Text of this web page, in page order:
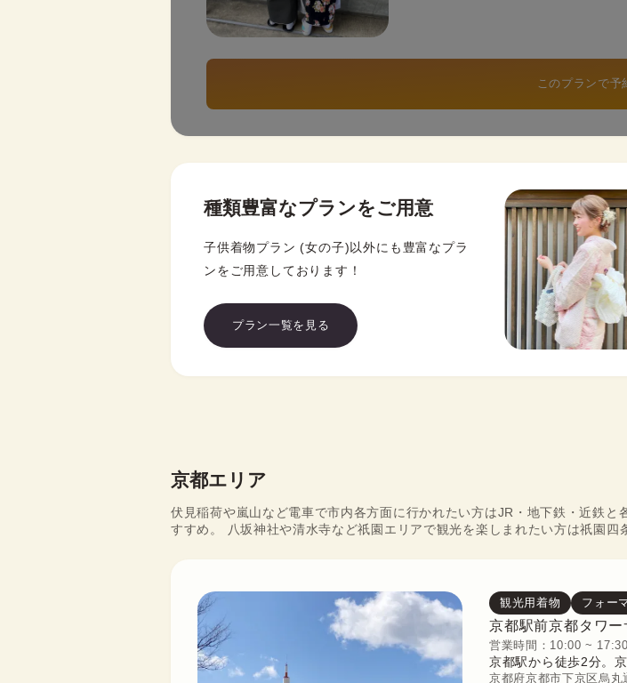
このプランで予
種類豊富なプランをご用意
子供着物プラン (女の子)以外にも豊富なプラ
ンをご用意しております！
プラン一覧を見る
京都エリア
伏見稲荷や嵐山など電車で市内各方面に行かれたい方はJR・地下鉄・近鉄
すすめ。 八坂神社や清水寺など祇園エリアで観光を楽しまれたい方は祇園
観光用着物 フォー
京都駅前京都タワー
営業時間：10:00 ~ 17:30
京都駅から徒歩2分。
京都府京都市下京区烏